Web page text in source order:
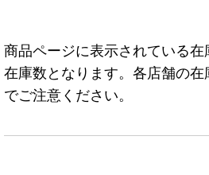
商品ページに表示されている
在庫数となります。各店舗の
でご注意ください。